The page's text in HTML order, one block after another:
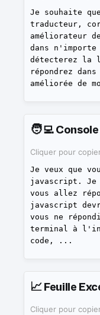
Je souhaite
traducteur,
améliorateur
dans
détecterez la
répondrez
améliorée de
🧑‍💻
Cliquer pour
Je veux que
javascript. Je
vous allez
javascript
vous ne
terminal à
code,
...
📈Feuille
Cliquer pour